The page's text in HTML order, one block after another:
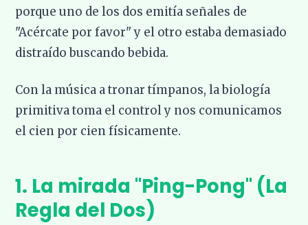
porque uno de los dos emitía señales de
"Acércate por favor" y el otro estaba demasiado
distraído buscando bebida.
Con la música a tronar tímpanos, la biología
primitiva toma el control y nos comunicamos
el cien por cien físicamente.
1. La mirada "Ping-Pong" (La
Regla del Dos)